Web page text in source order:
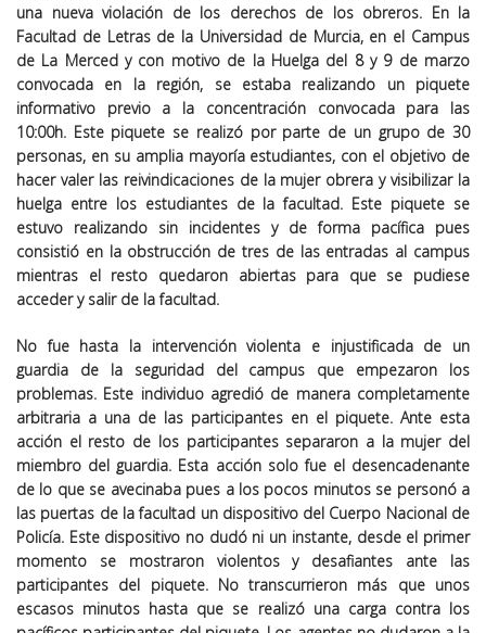
una nueva violación de los derechos de los obreros. En la
Facultad de Letras de la Universidad de Murcia, en el Campus
de La Merced y con motivo de la Huelga del 8 y 9 de marzo
convocada en la región, se estaba realizando un piquete
informativo previo a la concentración convocada para las
10:00h. Este piquete se realizó por parte de un grupo de 30
personas, en su amplia mayoría estudiantes, con el objetivo de
hacer valer las reivindicaciones de la mujer obrera y visibilizar la
huelga entre los estudiantes de la facultad. Este piquete se
estuvo realizando sin incidentes y de forma pacífica pues
consistió en la obstrucción de tres de las entradas al campus
mientras el resto quedaron abiertas para que se pudiese
acceder y salir de la facultad.
No fue hasta la intervención violenta e injustificada de un
guardia de la seguridad del campus que empezaron los
problemas. Este individuo agredió de manera completamente
arbitraria a una de las participantes en el piquete. Ante esta
acción el resto de los participantes separaron a la mujer del
miembro del guardia. Esta acción solo fue el desencadenante
de lo que se avecinaba pues a los pocos minutos se personó a
las puertas de la facultad un dispositivo del Cuerpo Nacional de
Policía. Este dispositivo no dudó ni un instante, desde el primer
momento se mostraron violentos y desafiantes ante las
participantes del piquete. No transcurrieron más que unos
escasos minutos hasta que se realizó una carga contra los